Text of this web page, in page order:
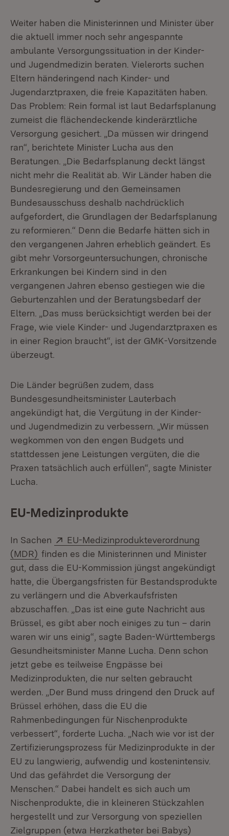
Weiter haben die Ministerinnen und Minister über
die aktuell immer noch sehr angespannte
ambulante Versorgungssituation in der Kinder-
und Jugendmedizin beraten. Vielerorts suchen
Eltern händeringend nach Kinder- und
Jugendarztpraxen, die freie Kapazitäten haben.
Das Problem: Rein formal ist laut Bedarfsplanung
zumeist die flächendeckende kinderärztliche
Versorgung gesichert. „Da müssen wir dringend
ran“, berichtete Minister Lucha aus den
Beratungen. „Die Bedarfsplanung deckt längst
nicht mehr die Realität ab. Wir Länder haben die
Bundesregierung und den Gemeinsamen
Bundesausschuss deshalb nachdrücklich
aufgefordert, die Grundlagen der Bedarfsplanung
zu reformieren.“ Denn die Bedarfe hätten sich in
den vergangenen Jahren erheblich geändert. Es
gibt mehr Vorsorgeuntersuchungen, chronische
Erkrankungen bei Kindern sind in den
vergangenen Jahren ebenso gestiegen wie die
Geburtenzahlen und der Beratungsbedarf der
Eltern. „Das muss berücksichtigt werden bei der
Frage, wie viele Kinder- und Jugendarztpraxen es
in einer Region braucht“, ist der GMK-Vorsitzende
überzeugt.
Die Länder begrüßen zudem, dass
Bundesgesundheitsminister Lauterbach
angekündigt hat, die Vergütung in der Kinder-
und Jugendmedizin zu verbessern. „Wir müssen
wegkommen von den engen Budgets und
stattdessen jene Leistungen vergüten, die die
Praxen tatsächlich auch erfüllen“, sagte Minister
Lucha.
EU-Medizinprodukte
In Sachen Extern:
EU-Medizinprodukteverordnung
(MDR) (Öffnet in neuem Fenster)
finden es die Ministerinnen und Minister
gut, dass die EU-Kommission jüngst angekündigt
hatte, die Übergangsfristen für Bestandsprodukte
zu verlängern und die Abverkaufsfristen
abzuschaffen. „Das ist eine gute Nachricht aus
Brüssel, es gibt aber noch einiges zu tun – darin
waren wir uns einig“, sagte Baden-Württembergs
Gesundheitsminister Manne Lucha. Denn schon
jetzt gebe es teilweise Engpässe bei
Medizinprodukten, die nur selten gebraucht
werden. „Der Bund muss dringend den Druck auf
Brüssel erhöhen, dass die EU die
Rahmenbedingungen für Nischenprodukte
verbessert“, forderte Lucha. „Nach wie vor ist der
Zertifizierungsprozess für Medizinprodukte in der
EU zu langwierig, aufwendig und kostenintensiv.
Und das gefährdet die Versorgung der
Menschen.“ Dabei handelt es sich auch um
Nischenprodukte, die in kleineren Stückzahlen
hergestellt und zur Versorgung von speziellen
Zielgruppen (etwa Herzkatheter bei Babys)